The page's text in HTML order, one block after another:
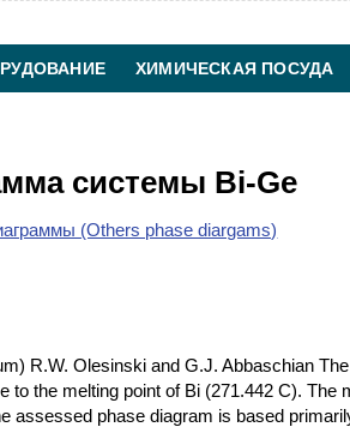
ХИМИЧЕСКАЯ ПОСУДА
системы Bi-Ge
(Others phase diargams)
R.W. Olesinski and G.J. Abbaschian
to the melting point of Bi (271.442 C). The
assessed phase diagram is based